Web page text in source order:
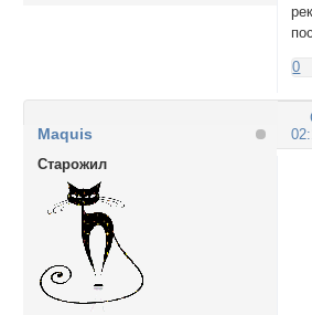
0
Maquis
Cтарожил